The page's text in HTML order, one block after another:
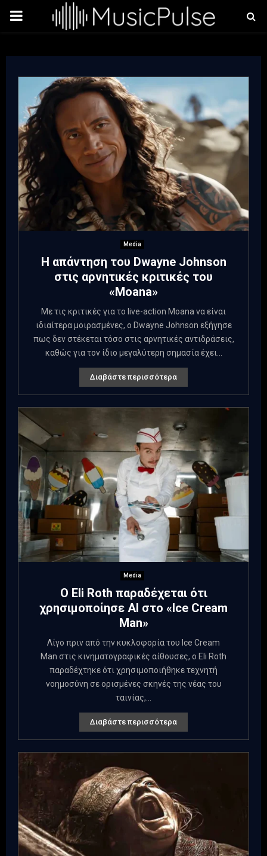
PRIMARY
Media
Η απάντηση του Dwayne Johnson
στις αρνητικές κριτικές του
«Moana»
Με τις κριτικές για το live-action Moana να είναι
ιδιαίτερα μοιρασμένες, ο Dwayne Johnson εξήγησε
πως δεν στέκεται τόσο στις αρνητικές αντιδράσεις,
καθώς για τον ίδιο μεγαλύτερη σημασία έχει...
Διαβάστε περισσότερα
Media
Ο Eli Roth παραδέχεται ότι
χρησιμοποίησε AI στο «Ice Cream
Man»
Λίγο πριν από την κυκλοφορία του Ice Cream
Man στις κινηματογραφικές αίθουσες, ο Eli Roth
παραδέχτηκε ότι χρησιμοποιήθηκε τεχνητή
νοημοσύνη σε ορισμένες σκηνές της νέας του
ταινίας,...
Διαβάστε περισσότερα